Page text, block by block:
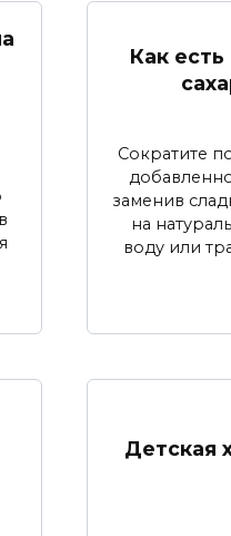
Как
Сократите
заменив
на
воду или
Детская